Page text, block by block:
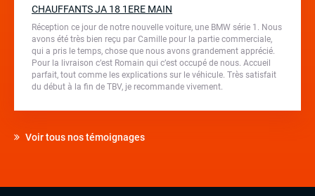
CHAUFFANTS JA 18 1ERE MAIN
Réception ce jour de notre nouvelle voiture, une BMW série 1. Nous
avons été très bien reçu par Camille pour la partie commerciale,
qui a pris le temps, chose que nous avons grandement apprécié.
Pour la livraison c’est Romain qui c’est occupé de nous. Accueil
parfait, tout comme les explications sur le véhicule. Très satisfait
du début à la fin de TBV, je recommande vivement.
Voir tous nos témoignages